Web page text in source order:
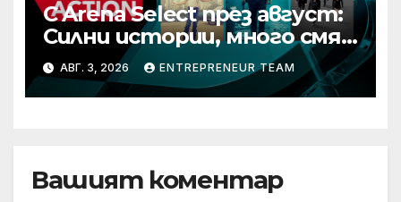
С Arena Select през август:
Силни истории, много смях
и срещи с необикновени
герои
АВГ. 3, 2026 ENTREPRENEUR TEAM
Вашият коментар